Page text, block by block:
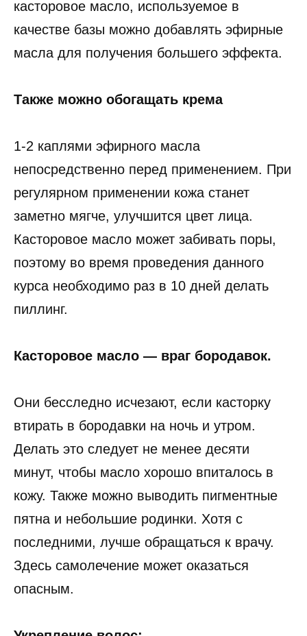
касторовое масло, используемое в
качестве базы можно добавлять эфирные
масла для получения большего эффекта.
Также можно обогащать крема
1-2 каплями эфирного масла
непосредственно перед применением. При
регулярном применении кожа станет
заметно мягче, улучшится цвет лица.
Касторовое масло может забивать поры,
поэтому во время проведения данного
курса необходимо раз в 10 дней делать
пиллинг.
Касторовое масло — враг бородавок.
Они бесследно исчезают, если касторку
втирать в бородавки на ночь и утром.
Делать это следует не менее десяти
минут, чтобы масло хорошо впиталось в
кожу. Также можно выводить пигментные
пятна и небольшие родинки. Хотя с
последними, лучше обращаться к врачу.
Здесь самолечение может оказаться
опасным.